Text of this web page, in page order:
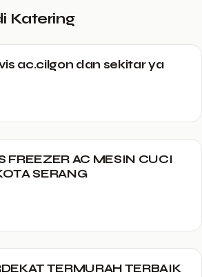
Katering
ac.cilgon dan sekitar ya
FREEZER AC MESIN CUCI
SERANG
TERMURAH TERBAIK